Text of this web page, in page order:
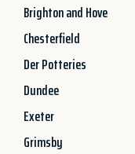
Brighton and Hove
Chesterfield
Der Potteries
Dundee
Exeter
Grimsby